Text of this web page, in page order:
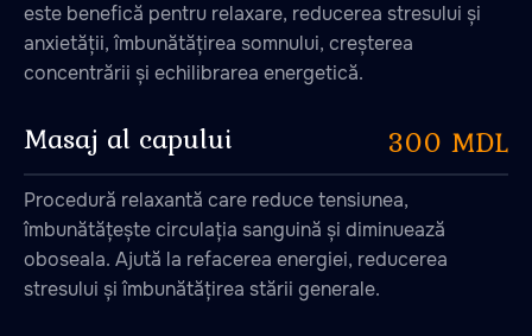
este benefică pentru relaxare, reducerea stresului și
anxietății, îmbunătățirea somnului, creșterea
concentrării și echilibrarea energetică.
Masaj al capului 300 MDL
Procedură relaxantă care reduce tensiunea,
îmbunătățește circulația sanguină și diminuează
oboseala. Ajută la refacerea energiei, reducerea
stresului și îmbunătățirea stării generale.